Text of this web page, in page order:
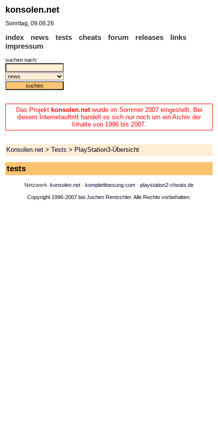
Das Projekt konsolen.netwurde im Sommer 2007 eingestellt. Bei
diesem Internetauftritt handelt es sich nur noch um ein Archiv der
Inhalte von 1996 bis 2007.
Konsolen.net >Tests > PlayStation3-Übersicht
tests
Netzwerk: konsolen.net · komplettloesung.com · playstation2-cheats.de
Copyright 1996-2007 bei Jochen Rentschler. Alle Rechte vorbehalten.
konsolen.net
Sonntag, 09.08.26
index news tests cheats forum releases
links
impressum
suchen nach: